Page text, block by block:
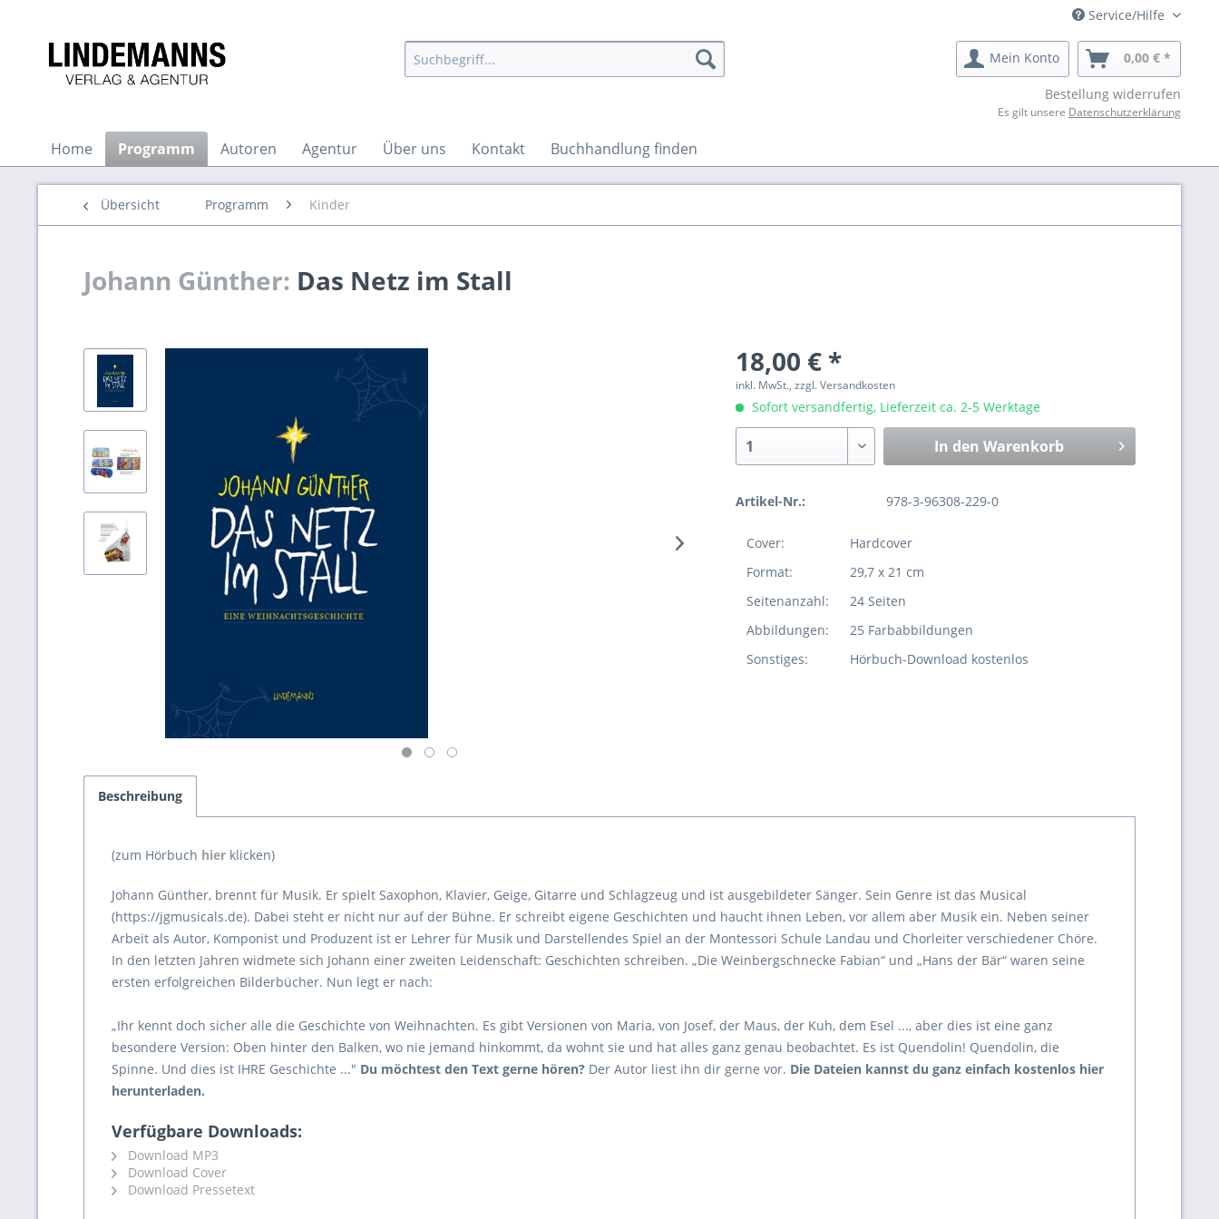
Service/Hilfe
Mein Konto 0,00 € *
Bestellung widerrufen
Es gilt unsere Datenschutzerklärung
Home Programm Autoren Agentur Über uns Kontakt Buchhandlung finden
Übersicht Programm Kinder
Johann Günther: Das Netz im Stall
18,00 € *
inkl. MwSt., zzgl. Versandkosten
Sofort versandfertig, Lieferzeit ca. 2-5 Werktage
In den Warenkorb
Artikel-Nr.: 978-3-96308-229-0
Cover:
Hardcover
Format:
29,7 x 21 cm
Seitenanzahl:
24 Seiten
Abbildungen:
25 Farbabbildungen
Sonstiges:
Hörbuch-Download kostenlos
Beschreibung
(zum Hörbuch hier klicken)
Johann Günther, brennt für Musik. Er spielt Saxophon, Klavier, Geige, Gitarre und Schlagzeug und ist ausgebildeter Sänger. Sein Genre ist das Musical
(https://jgmusicals.de). Dabei steht er nicht nur auf der Bühne. Er schreibt eigene Geschichten und haucht ihnen Leben, vor allem aber Musik ein. Neben seiner
Arbeit als Autor, Komponist und Produzent ist er Lehrer für Musik und Darstellendes Spiel an der Montessori Schule Landau und Chorleiter verschiedener Chöre.
In den letzten Jahren widmete sich Johann einer zweiten Leidenschaft: Geschichten schreiben. „Die Weinbergschnecke Fabian“ und „Hans der Bär“ waren seine
ersten erfolgreichen Bilderbücher. Nun legt er nach:
„Ihr kennt doch sicher alle die Geschichte von Weihnachten. Es gibt Versionen von Maria, von Josef, der Maus, der Kuh, dem Esel ..., aber dies ist eine ganz
besondere Version: Oben hinter den Balken, wo nie jemand hinkommt, da wohnt sie und hat alles ganz genau beobachtet. Es ist Quendolin! Quendolin, die
Spinne. Und dies ist IHRE Geschichte ..." Du möchtest den Text gerne hören? Der Autor liest ihn dir gerne vor. Die Dateien kannst du ganz einfach kostenlos hier
herunterladen.
Verfügbare Downloads:
Download MP3
Download Cover
Download Pressetext